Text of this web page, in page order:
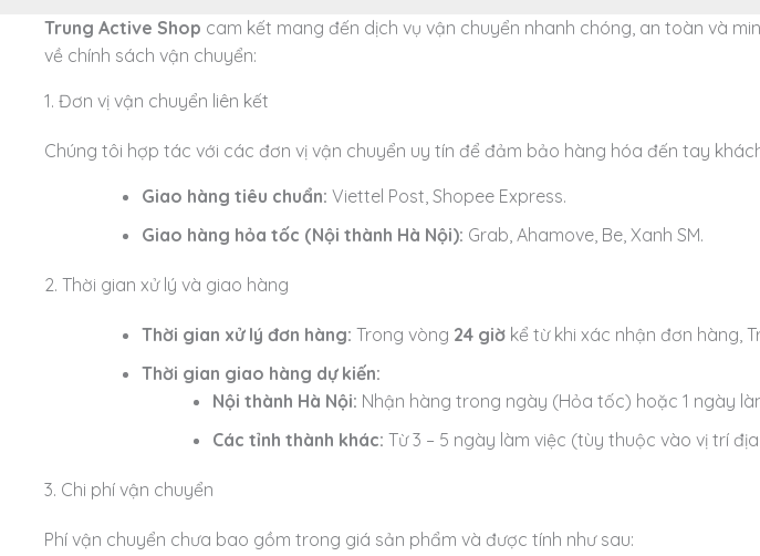
Trung Active Shop cam kết mang đến dịch vụ vận chuyển nhanh chóng, an toàn và
về chính sách vận chuyển:
1. Đơn vị vận chuyển liên kết
Chúng tôi hợp tác với các đơn vị vận chuyển uy tín để đảm bảo hàng hóa đến tay
Giao hàng tiêu chuẩn: Viettel Post, Shopee Express.
Giao hàng hỏa tốc (Nội thành Hà Nội): Grab, Ahamove, Be, Xanh SM.
2. Thời gian xử lý và giao hàng
Thời gian xử lý đơn hàng: Trong vòng 24 giờ kể từ khi xác nhận đơn hàng,
Thời gian giao hàng dự kiến:
Nội thành Hà Nội: Nhận hàng trong ngày (Hỏa tốc) hoặc 1 ngày
Các tỉnh thành khác: Từ 3 – 5 ngày làm việc (tùy thuộc vào vị trí
3. Chi phí vận chuyển
Phí vận chuyển chưa bao gồm trong giá sản phẩm và được tính như sau: